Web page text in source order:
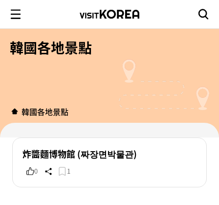
韓國各地景點
韓國各地景點
炸醬麵博物館 (짜장면박물관)
0 1